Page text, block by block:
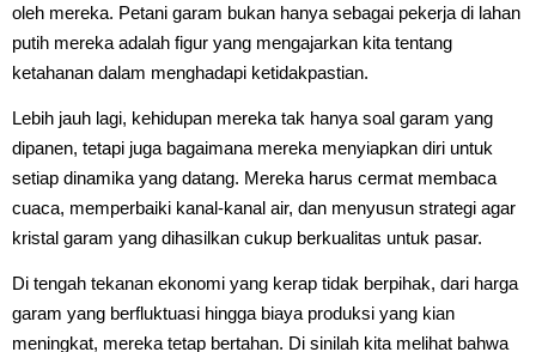
oleh mereka. Petani garam bukan hanya sebagai pekerja di lahan
putih mereka adalah figur yang mengajarkan kita tentang
ketahanan dalam menghadapi ketidakpastian.
Lebih jauh lagi, kehidupan mereka tak hanya soal garam yang
dipanen, tetapi juga bagaimana mereka menyiapkan diri untuk
setiap dinamika yang datang. Mereka harus cermat membaca
cuaca, memperbaiki kanal-kanal air, dan menyusun strategi agar
kristal garam yang dihasilkan cukup berkualitas untuk pasar.
Di tengah tekanan ekonomi yang kerap tidak berpihak, dari harga
garam yang berfluktuasi hingga biaya produksi yang kian
meningkat, mereka tetap bertahan. Di sinilah kita melihat bahwa